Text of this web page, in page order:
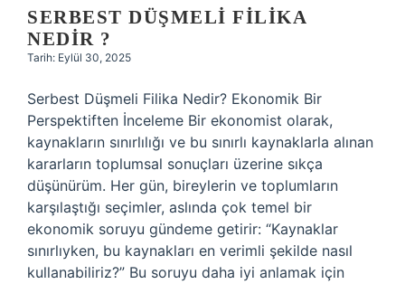
SERBEST DÜŞMELI FILIKA
NEDIR ?
Tarih: Eylül 30, 2025
Serbest Düşmeli Filika Nedir? Ekonomik Bir
Perspektiften İnceleme Bir ekonomist olarak,
kaynakların sınırlılığı ve bu sınırlı kaynaklarla alınan
kararların toplumsal sonuçları üzerine sıkça
düşünürüm. Her gün, bireylerin ve toplumların
karşılaştığı seçimler, aslında çok temel bir
ekonomik soruyu gündeme getirir: “Kaynaklar
sınırlıyken, bu kaynakları en verimli şekilde nasıl
kullanabiliriz?” Bu soruyu daha iyi anlamak için